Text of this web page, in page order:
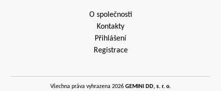
O společnosti
Kontakty
Přihlášení
Registrace
Všechna práva vyhrazena 2026 GEMINI DD, s. r. o.